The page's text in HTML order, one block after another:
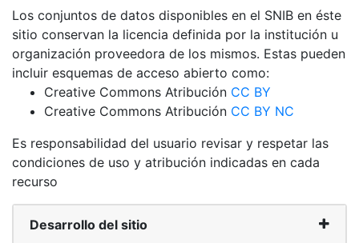
Los conjuntos de datos disponibles en el SNIB en éste
sitio conservan la licencia definida por la institución u
organización proveedora de los mismos. Estas pueden
incluir esquemas de acceso abierto como:
Creative Commons Atribución CC BY
Creative Commons Atribución CC BY NC
Es responsabilidad del usuario revisar y respetar las
condiciones de uso y atribución indicadas en cada
recurso
Desarrollo del sitio